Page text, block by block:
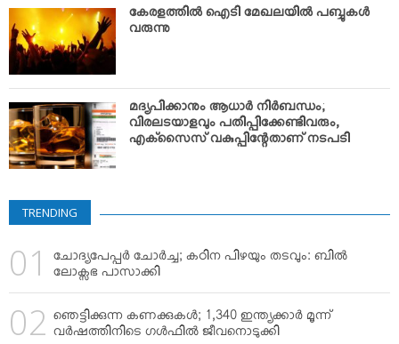
TOURS & TRAVEL
GREETINGS
CLASSIFIEDS
OBITUARY
കേരളത്തില്‍ ഐടി മേഖലയില്‍ പബ്ബുകള്‍
വരുന്നു
മദ്യപിക്കാനും ആധാര്‍ നിര്‍ബന്ധം;
വിരലടയാളവും പതിപ്പിക്കേണ്ടിവരും,
എക്‌സൈസ് വകുപ്പിന്റേതാണ് നടപടി
TRENDING
ചോദ്യപേപ്പര്‍ ചോര്‍ച്ച; കഠിന പിഴയും തടവും: ബില്‍
ലോക്സഭ പാസാക്കി
ഞെട്ടിക്കുന്ന കണക്കുകള്‍; 1,340 ഇന്ത്യക്കാര്‍ മൂന്ന്
വര്‍ഷത്തിനിടെ ഗള്‍ഫില്‍ ജീവനൊടുക്കി